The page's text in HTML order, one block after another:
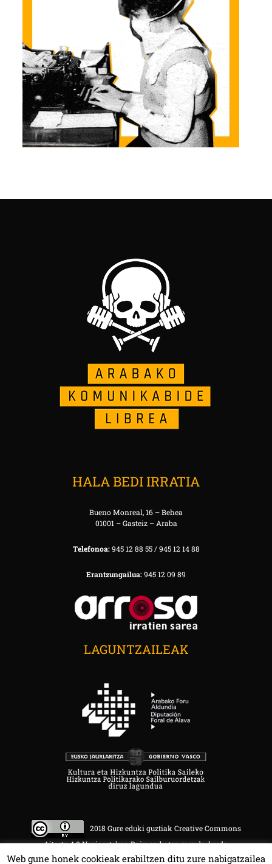
HALA BEDI IRRATIA
Bueno Monreal, 16 – Behea
01001 – Gasteiz – Araba
Telefonoa:945 12 88 55 / 945 12 14 88
Erantzungailua:945 12 09 89
LAGUNTZAILEAK
2018 Gure eduki guztiak Creative Commons
Aitortu 4.0 Nazioartekoa Baimen baten mende daude.
Web gune honek cookieak erabiltzen ditu zure nabigatzailea